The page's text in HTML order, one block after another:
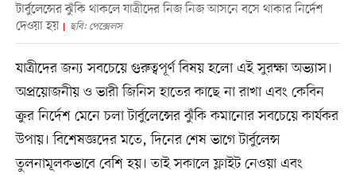
টার্বুলেন্সের ঝুঁকি থাকলে যাত্রীদের নিজ নিজ আসনে বসে থাকার নির্দেশ
দেওয়া হয়
ছবি: পেক্সেলস
যাত্রীদের জন্য সবচেয়ে গুরুত্বপূর্ণ বিষয় হলো এই সুরক্ষা অভ্যাস।
অপ্রয়োজনীয় ও ভারী জিনিস হাতের কাছে না রাখা এবং কেবিন
ক্রুর নির্দেশ মেনে চলা টার্বুলেন্সের ঝুঁকি কমানোর সবচেয়ে কার্যকর
উপায়। বিশেষজ্ঞদের মতে, দিনের শেষ ভাগে টার্বুলেন্স
তুলনামূলকভাবে বেশি হয়। তাই সকালে ফ্লাইট নেওয়া এবং